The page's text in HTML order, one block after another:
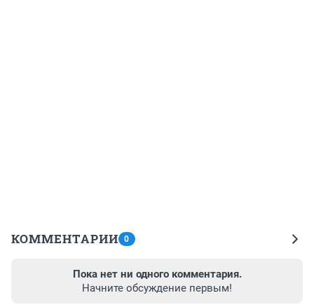
КОММЕНТАРИИ 0
Пока нет ни одного комментария.
Начните обсуждение первым!